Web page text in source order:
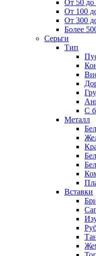
От 50 до
От 100
От 300
Более
Серьги
Тип
С
Металл
Вставки